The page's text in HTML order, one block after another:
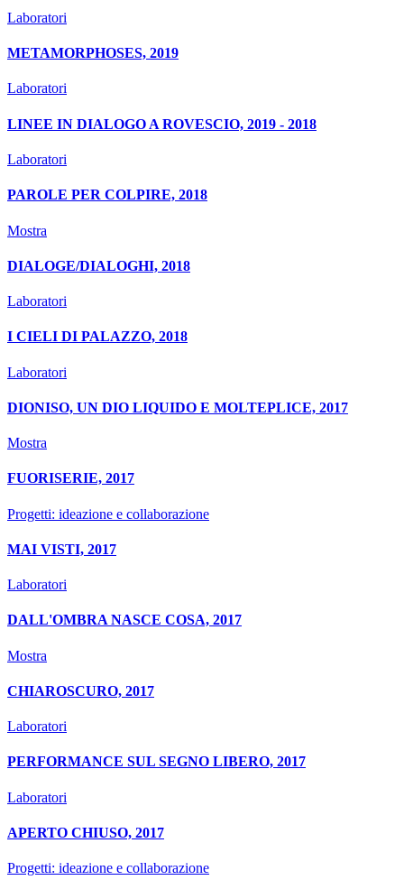
Laboratori
METAMORPHOSES, 2019
Laboratori
LINEE IN DIALOGO A ROVESCIO, 2019 - 2018
Laboratori
PAROLE PER COLPIRE, 2018
Mostra
DIALOGE/DIALOGHI, 2018
Laboratori
I CIELI DI PALAZZO, 2018
Laboratori
DIONISO, UN DIO LIQUIDO E MOLTEPLICE, 2017
Mostra
FUORISERIE, 2017
Progetti: ideazione e collaborazione
MAI VISTI, 2017
Laboratori
DALL'OMBRA NASCE COSA, 2017
Mostra
CHIAROSCURO, 2017
Laboratori
PERFORMANCE SUL SEGNO LIBERO, 2017
Laboratori
APERTO CHIUSO, 2017
Progetti: ideazione e collaborazione